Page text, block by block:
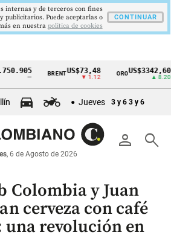
BRENT US$73,48
▼ 1.12
ORO US$3342,60
Jueves 3 y 6 3 y 6
person search
, 6 de Agosto de 2026
Colombia y Juan
cerveza con café
revolución en
internas y de terceros con fines
publicitarios. Puede aceptarlas o
en nuestra politica de cookies
CONTINUAR